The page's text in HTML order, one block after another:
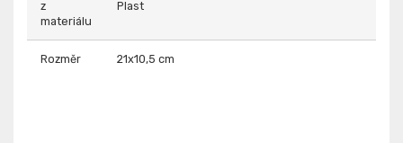
z
materiálu
Plast
Rozměr 21x10,5 cm